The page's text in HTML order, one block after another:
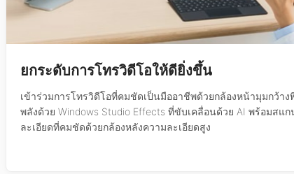
ยกระดับการโทรวิดีโอให้ดียิ่งขึ้น
เข้าร่วมการโทรวิดีโอที่คมชัดเป็นมืออาชีพด้วยกล้องหน้ามุมกว้าง
พลังด้วย Windows Studio Effects ที่ขับเคลื่อนด้วย AI พร้อมสแก
ละเอียดที่คมชัดด้วยกล้องหลังความละเอียดสูง